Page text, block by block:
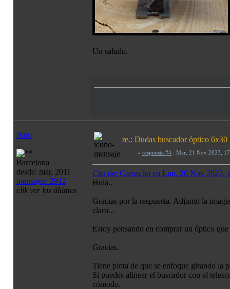
Un saludo.
Iluro
Barcelona
desde: mar, 2011
mensajes: 2912
clik ver los últimos
re.: Dudas buscador óptico 6x30
« respuesta #4 : Mar, 21 Nov 2023,
Cita de: Camacho en Lun, 20 Nov 2023,
Hola..
Gracias por la respuesta. Adjunto la
claro...
Estoy pensando en comprar un óptico
Gracias.
Tiene pinta de que se enfoque girando la
Si puedes alinear el buscador con el
cómodo.